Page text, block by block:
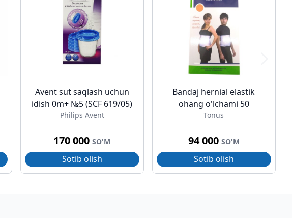
Avent sut saqlash uchun
idish 0m+ №5 (SCF 619/05)
Philips Avent
170 000SO'M
Sotib olish
Bandaj hernial elastik
ohang o'lchami 50
Tonus
94 000 SO'M
Sotib olish